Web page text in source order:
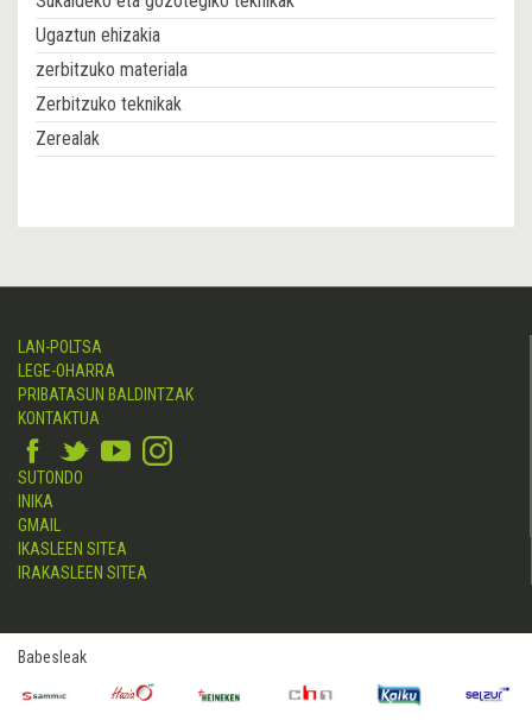
Ugaztun ehizakia
zerbitzuko materiala
Zerbitzuko teknikak
Zerealak
LAN-POLTSA
LEGE-OHARRA
PRIBATASUN BALDINTZAK
KONTAKTUA
SUTONDO
INIKA
GMAIL
IKASLEEN SITEA
IRAKASLEEN SITEA
Babesleak